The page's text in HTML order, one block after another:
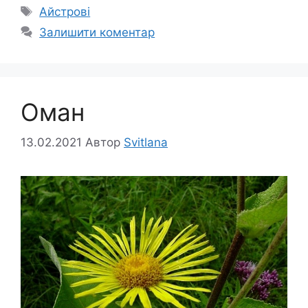
Позначки
Айстрові
Залишити коментар
Оман
13.02.2021 Автор Svitlana